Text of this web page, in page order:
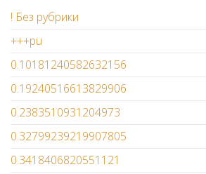
! Без рубрики
+++pu
0.10181240582632156
0.19240516613829906
0.2383510931204973
0.32799239219907805
0.3418406820551121